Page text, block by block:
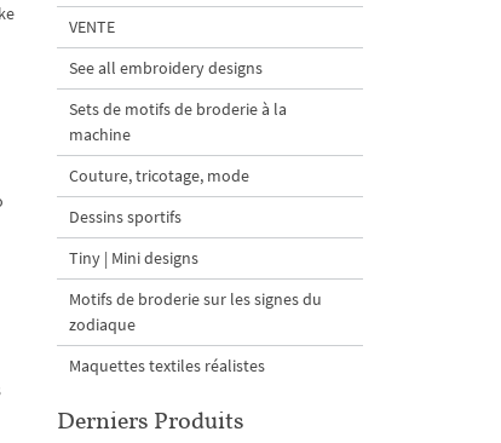
VENTE
See all embroidery designs
Sets de motifs de broderie à la
machine
Couture, tricotage, mode
Dessins sportifs
Tiny | Mini designs
Motifs de broderie sur les signes du
zodiaque
Maquettes textiles réalistes
Derniers Produits